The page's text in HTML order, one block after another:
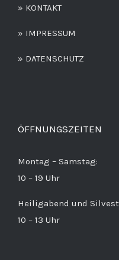
» KONTAKT
» IMPRESSUM
» DATENSCHUTZ
ÖFFNUNGSZEITEN
Montag – Samstag:
10 – 19 Uhr
Heiligabend und
10 – 13 Uhr